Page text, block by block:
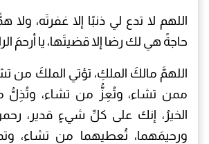
اللهم لا تدع لي ذنبًا إلا غفرتَه، ولا
حاجةً هي لك رضا إلا قضيتَها، يا أرحمَ
اللهمَّ مالكَ الملكِ، تؤتي الملكَ من
ممن تشاء، وتُعِزُّ من تشاء، وتُذِلُّ
الخيرُ، إنك على كلِّ شيءٍ قدير، رحمنَ
ورحيمَهما، تُعطيهما من تشاء،